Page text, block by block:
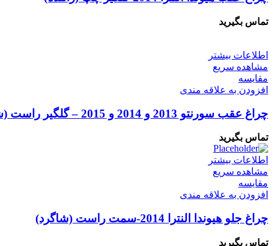
تماس بگیرید
اطلاعات بیشتر
مشاهده سریع
مقایسه
افزودن به علاقه مندی
چراغ عقب سورنتو 2013 و 2014 و 2015 – گلگیر راست (شاگرد)
تماس بگیرید
اطلاعات بیشتر
مشاهده سریع
مقایسه
افزودن به علاقه مندی
چراغ جلو هیوندا النترا 2014-سمت راست (شاگرد)
تماس بگیرید